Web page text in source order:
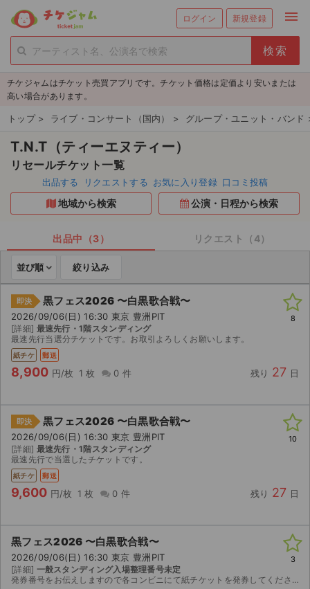
ログイン 新規登録 menu
person_add 新規会員登録
チケットを探す
新着チケット
値下げしたチケット
都道府県からチケットを探す
もうすぐ開催のチケット
チケットのリクエスト一覧
取扱チケット
ライブ・コンサート（国内）
ライブ・コンサート（海外）
イベント
演劇・ミュージカル
ご利用ガイド
ご利用ガイド
AIに質問する
よくある質問
チケジャムはチケット売買アプリです。チケット価格は定価より安いまたは
高い場合があります。
トップ > ライブ・コンサート（国内） > グループ・ユニット・バンド
T.N.T（ティーエヌティー）
リセールチケット一覧
出品する リクエストする お気に入り登録 口コミ投稿
地域から検索 公演・日程から検索
出品中（3） リクエスト（4）
並び順 絞り込み
即決 黒フェス2026 〜白黒歌合戦〜
2026/09/06(日) 16:30 東京 豊洲PIT
[詳細] 最速先行・1階スタンディング
最速先行当選分チケットです。お取引よろしくお願いします。
紙チケ 郵送
8,900 円/枚 1 枚 0 件 残り 27 日
8
即決 黒フェス2026 〜白黒歌合戦〜
2026/09/06(日) 16:30 東京 豊洲PIT
[詳細] 最速先行・1階スタンディング
最速先行で当選したチケットです。
紙チケ 郵送
9,600 円/枚 1 枚 0 件 残り 27 日
10
黒フェス2026 〜白黒歌合戦〜
2026/09/06(日) 16:30 東京 豊洲PIT
[詳細] 一般スタンディング入場整理番号未定
発券番号をお伝えしますので各コンビニにて紙チケットを発券してください。お座席は紙チケットを発券してみないと分かりませんのでご検討宜しくお願い致します。
3